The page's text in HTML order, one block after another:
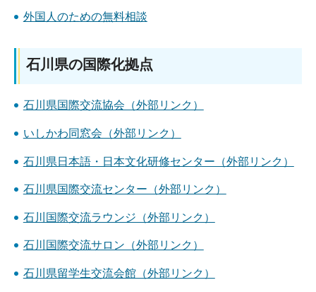
外国人のための無料相談
石川県の国際化拠点
石川県国際交流協会（外部リンク）
いしかわ同窓会（外部リンク）
石川県日本語・日本文化研修センター（外部リンク）
石川県国際交流センター（外部リンク）
石川国際交流ラウンジ（外部リンク）
石川国際交流サロン（外部リンク）
石川県留学生交流会館（外部リンク）